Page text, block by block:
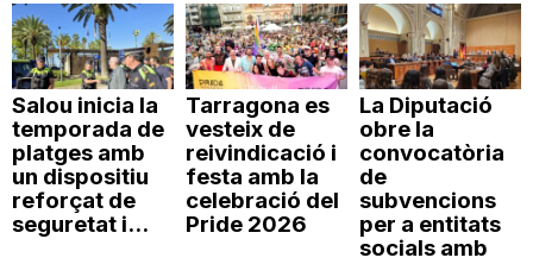
Salou inicia la
temporada de
platges amb
un dispositiu
reforçat de
seguretat i...
Tarragona es
vesteix de
reivindicació i
festa amb la
celebració del
Pride 2026
La Diputació
obre la
convocatòria
de
subvencions
per a entitats
socials amb